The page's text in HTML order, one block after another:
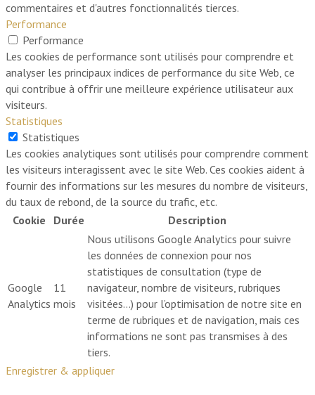
commentaires et d'autres fonctionnalités tierces.
Performance
Performance
Les cookies de performance sont utilisés pour comprendre et
analyser les principaux indices de performance du site Web, ce
qui contribue à offrir une meilleure expérience utilisateur aux
visiteurs.
Statistiques
Statistiques
Les cookies analytiques sont utilisés pour comprendre comment
les visiteurs interagissent avec le site Web. Ces cookies aident à
fournir des informations sur les mesures du nombre de visiteurs,
du taux de rebond, de la source du trafic, etc.
Cookie
Durée Description
Google
Analytics
11
mois
Nous utilisons Google Analytics pour suivre
les données de connexion pour nos
statistiques de consultation (type de
navigateur, nombre de visiteurs, rubriques
visitées…) pour l’optimisation de notre site en
terme de rubriques et de navigation, mais ces
informations ne sont pas transmises à des
tiers.
Enregistrer & appliquer